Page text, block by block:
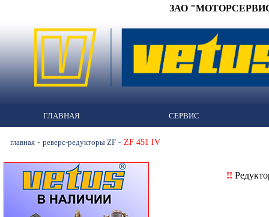
ЗАО "МОТОРСЕРВИС"
ГЛАВНАЯ СЕРВИС
главная - реверс-редукторы ZF - ZF 451 IV
!!